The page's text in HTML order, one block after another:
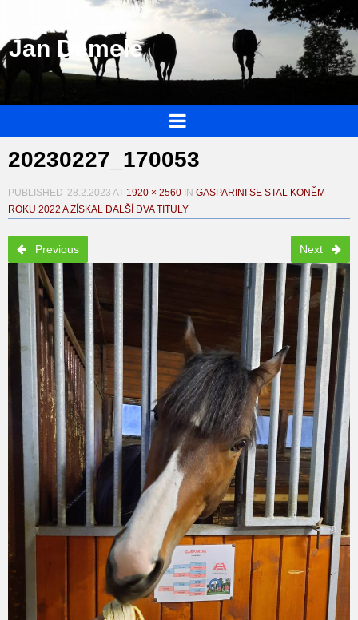
Jan Demele
20230227_170053
PUBLISHED 28.2.2023 AT 1920 × 2560 IN GASPARINI SE STAL KONĚM
ROKU 2022 A ZÍSKAL DALŠÍ DVA TITULY
Previous Next